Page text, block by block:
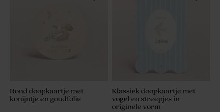
Rond doopkaartje met
konijntje en goudfolie
Klassiek doopkaartje met
vogel en streepjes in
originele vorm